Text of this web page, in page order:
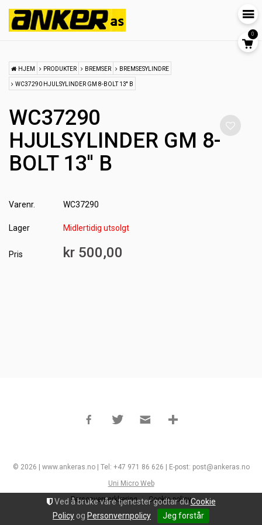
Ved å bruke våre tjenester godtar duCookie
Policy og Personvernpolicy Jeg forstår
0
HJEM PRODUKTER BREMSER BREMSESYLINDRE
WC37290 HJULSYLINDER GM 8-BOLT 13'' B
WC37290
HJULSYLINDER GM 8-
BOLT 13'' B
Varenr. WC37290
Lager Midlertidig utsolgt
Pris kr 500,00
© 2026 | www.ankeras.no | Tel: +47 971 86 626 | E-post: post@ankeras.no
Uni Micro Web
Personvernerklæring
Cookie policy